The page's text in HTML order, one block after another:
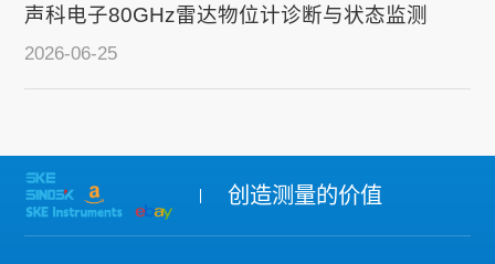
声科电子80GHz雷达物位计诊断与状态监测
2026-06-25
创造测量的价值